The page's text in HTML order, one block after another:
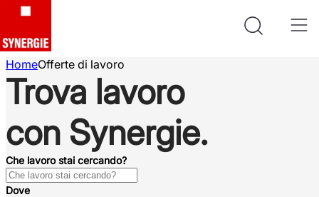
HomeOfferte di lavoro
Trova lavoro
con Synergie.
Che lavoro stai cercando?
Dove